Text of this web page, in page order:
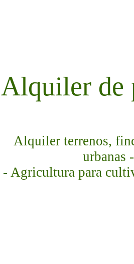
Alquiler de
Alquiler terrenos,
urbanas
- Agricultura para